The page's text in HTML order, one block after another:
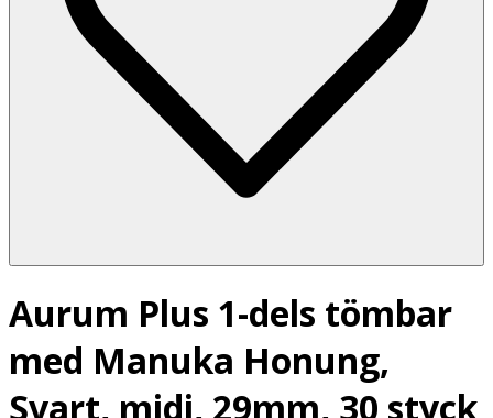
Aurum Plus 1-dels tömbar
med Manuka Honung,
Svart, midi, 29mm, 30 styck